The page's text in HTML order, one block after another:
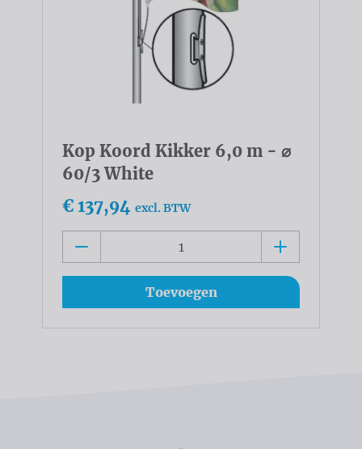
Kop Koord Kikker 6,0 m - ⌀
60/3 White
€ 137,94 excl. BTW
Toevoegen